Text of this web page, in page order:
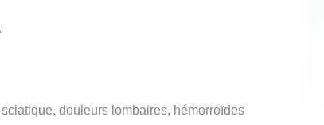
douleurs lombaires, hémorroïdes